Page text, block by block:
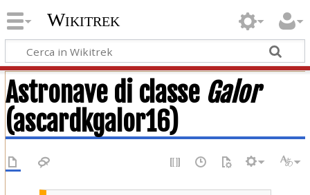
Wikitrek
Astronave di classe Galor
(ascardkgalor16)